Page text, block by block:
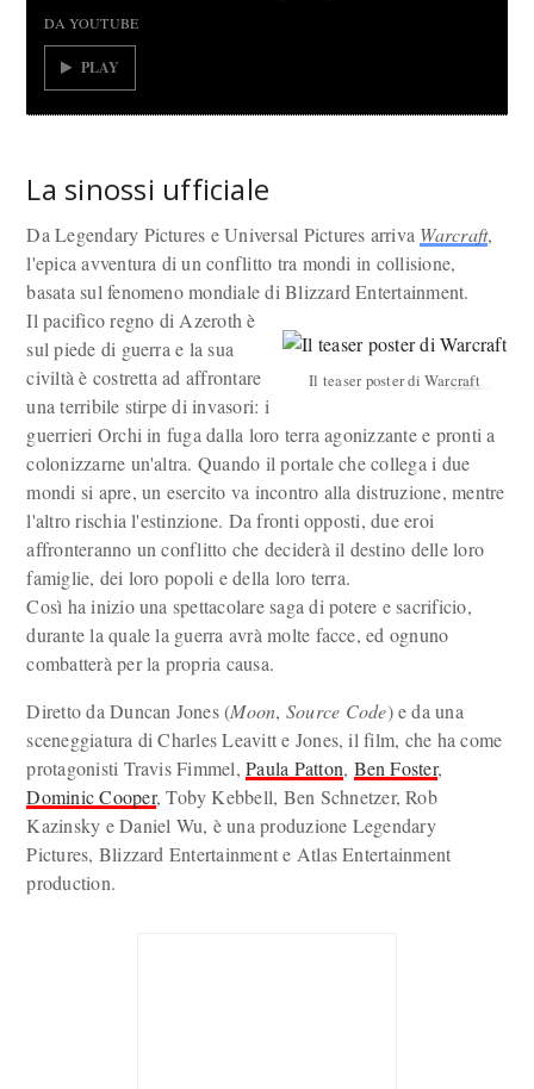
DA YOUTUBE
PLAY
La sinossi ufficiale
Da Legendary Pictures e Universal Pictures arriva Warcraft,
l'epica avventura di un conflitto tra mondi in collisione,
basata sul fenomeno mondiale di Blizzard Entertainment.
Il teaser poster di Warcraft
Il pacifico regno di Azeroth è
sul piede di guerra e la sua
civiltà è costretta ad affrontare
una terribile stirpe di invasori: i
guerrieri Orchi in fuga dalla loro terra agonizzante e pronti a
colonizzarne un'altra. Quando il portale che collega i due
mondi si apre, un esercito va incontro alla distruzione, mentre
l'altro rischia l'estinzione. Da fronti opposti, due eroi
affronteranno un conflitto che deciderà il destino delle loro
famiglie, dei loro popoli e della loro terra.
Così ha inizio una spettacolare saga di potere e sacrificio,
durante la quale la guerra avrà molte facce, ed ognuno
combatterà per la propria causa.
Diretto da Duncan Jones (Moon, Source Code) e da una
sceneggiatura di Charles Leavitt e Jones, il film, che ha come
protagonisti Travis Fimmel,Paula Patton, Ben Foster,
Dominic Cooper, Toby Kebbell, Ben Schnetzer, Rob
Kazinsky e Daniel Wu, è una produzione Legendary
Pictures, Blizzard Entertainment e Atlas Entertainment
production.